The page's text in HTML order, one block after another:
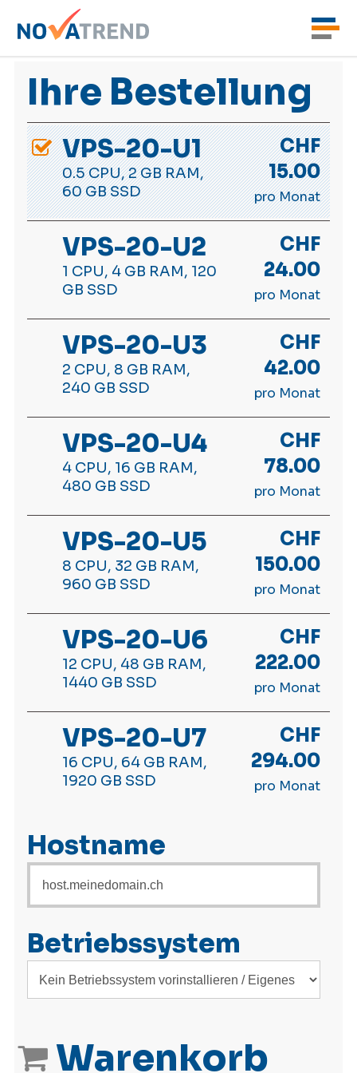
Ihre Bestellung
VPS-20-U1
0.5 CPU, 2 GB RAM,
60 GB SSD
CHF
15.00
pro Monat
VPS-20-U2
1 CPU, 4 GB RAM, 120
GB SSD
CHF
24.00
pro Monat
VPS-20-U3
2 CPU, 8 GB RAM,
240 GB SSD
CHF
42.00
pro Monat
VPS-20-U4
4 CPU, 16 GB RAM,
480 GB SSD
CHF
78.00
pro Monat
VPS-20-U5
8 CPU, 32 GB RAM,
960 GB SSD
CHF
150.00
pro Monat
VPS-20-U6
12 CPU, 48 GB RAM,
1440 GB SSD
CHF
222.00
pro Monat
VPS-20-U7
16 CPU, 64 GB RAM,
1920 GB SSD
CHF
294.00
pro Monat
Hostname
Betriebssystem
Warenkorb